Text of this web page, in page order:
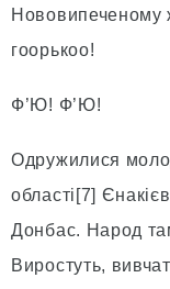
Нововипеченому
гоорькоо!
Ф’Ю! Ф’Ю!
Одружилися
області[7]
Донбас. Народ
Виростуть,